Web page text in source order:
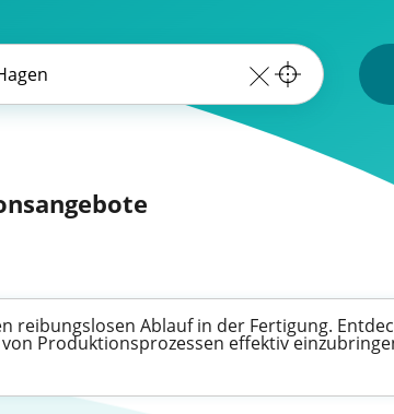
Ablauf in der Fertigung.
Produktionsprozessen effektiv